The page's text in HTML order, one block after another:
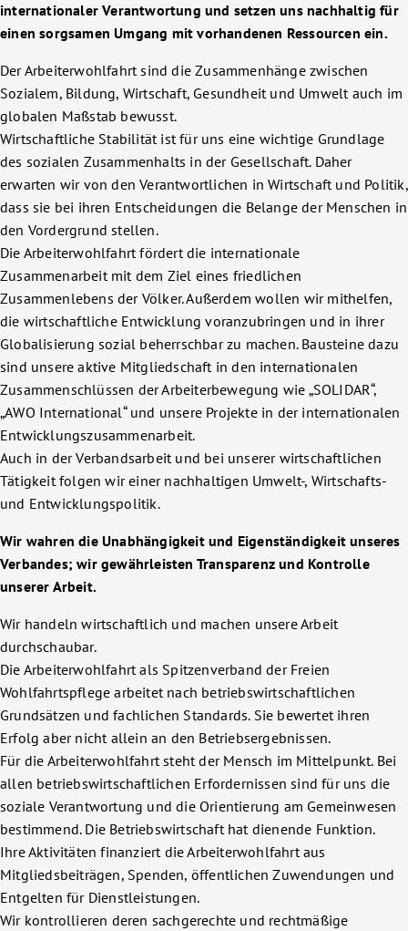
internationaler Verantwortung und setzen uns nachhaltig für
einen sorgsamen Umgang mit vorhandenen Ressourcen ein.
Der Arbeiterwohlfahrt sind die Zusammenhänge zwischen
Sozialem, Bildung, Wirtschaft, Gesundheit und Umwelt auch im
globalen Maßstab bewusst.
Wirtschaftliche Stabilität ist für uns eine wichtige Grundlage
des sozialen Zusammenhalts in der Gesellschaft. Daher
erwarten wir von den Verantwortlichen in Wirtschaft und Politik,
dass sie bei ihren Entscheidungen die Belange der Menschen in
den Vordergrund stellen.
Die Arbeiterwohlfahrt fördert die internationale
Zusammenarbeit mit dem Ziel eines friedlichen
Zusammenlebens der Völker. Außerdem wollen wir mithelfen,
die wirtschaftliche Entwicklung voranzubringen und in ihrer
Globalisierung sozial beherrschbar zu machen. Bausteine dazu
sind unsere aktive Mitgliedschaft in den internationalen
Zusammenschlüssen der Arbeiterbewegung wie „SOLIDAR“,
„AWO International“ und unsere Projekte in der internationalen
Entwicklungszusammenarbeit.
Auch in der Verbandsarbeit und bei unserer wirtschaftlichen
Tätigkeit folgen wir einer nachhaltigen Umwelt-, Wirtschafts-
und Entwicklungspolitik.
Wir wahren die Unabhängigkeit und Eigenständigkeit unseres
Verbandes; wir gewährleisten Transparenz und Kontrolle
unserer Arbeit.
Wir handeln wirtschaftlich und machen unsere Arbeit
durchschaubar.
Die Arbeiterwohlfahrt als Spitzenverband der Freien
Wohlfahrtspflege arbeitet nach betriebswirtschaftlichen
Grundsätzen und fachlichen Standards. Sie bewertet ihren
Erfolg aber nicht allein an den Betriebsergebnissen.
Für die Arbeiterwohlfahrt steht der Mensch im Mittelpunkt. Bei
allen betriebswirtschaftlichen Erfordernissen sind für uns die
soziale Verantwortung und die Orientierung am Gemeinwesen
bestimmend. Die Betriebswirtschaft hat dienende Funktion.
Ihre Aktivitäten finanziert die Arbeiterwohlfahrt aus
Mitgliedsbeiträgen, Spenden, öffentlichen Zuwendungen und
Entgelten für Dienstleistungen.
Wir kontrollieren deren sachgerechte und rechtmäßige